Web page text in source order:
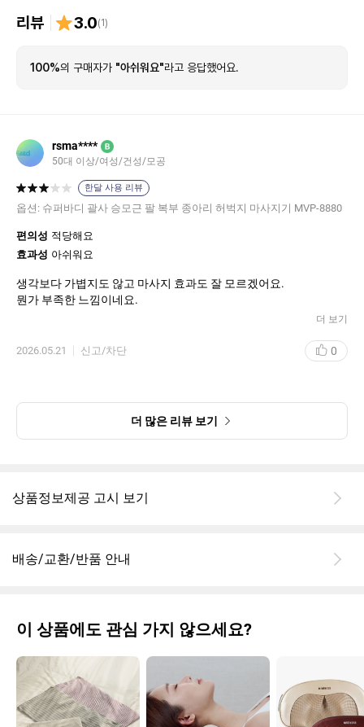
판매자 정보
상호 및 대표자 성명
사업자 주소
서울특별시 금천구 가산디지털2로 115 (대륭테크
노타운3차) 611호
리뷰 3.0(1)
100%의 구매자가 "아쉬워요"라고 응답했어요.
rsma**** B
50대 이상/여성/건성/모공
한달 사용 리뷰
옵션: 슈퍼바디 괄사 승모근 팔 복부 종아리 허벅지 마사지기 MVP-8880
편의성 적당해요
효과성 아쉬워요
생각보다 가볍지도 않고 마사지 효과도 잘 모르겠어요.
뭔가 부족한 느낌이네요.
더 보기
2026.05.21 신고/차단 0
더 많은 리뷰 보기
상품정보제공 고시 보기
배송/교환/반품 안내
이 상품에도 관심 가지 않으세요?